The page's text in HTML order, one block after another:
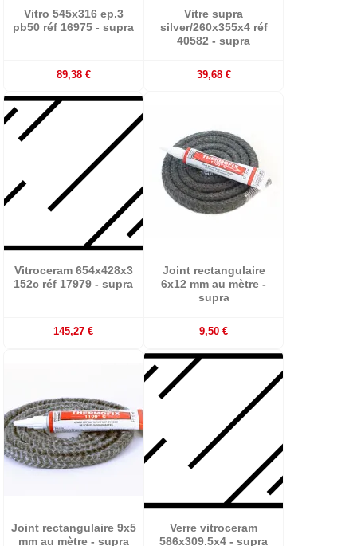
Vitro 545x316 ep.3
pb50 réf 16975 - supra
89,38 €
Vitre supra
silver/260x355x4 réf
40582 - supra
39,68 €
Vitroceram 654x428x3
152c réf 17979 - supra
145,27 €
Joint rectangulaire
6x12 mm au mètre -
supra
9,50 €
Joint rectangulaire 9x5
mm au mètre - supra
Verre vitroceram
586x309.5x4 - supra